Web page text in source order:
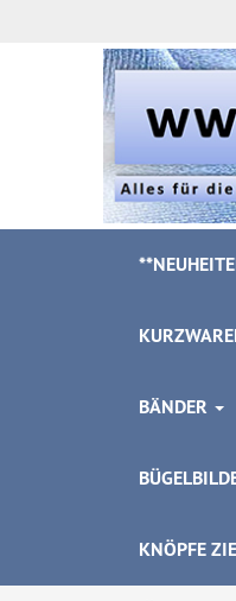
BÄNDER
KNÖPFE